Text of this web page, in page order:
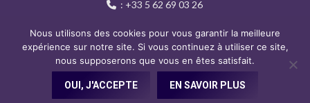
: +33 5 62 69 03 26
Copyright CAP WINE © 2019. Tous droits réservés.
L'abus d'alcool est dangereux pour la santé. À
consommer avec modération.
Nous utilisons des cookies pour vous garantir la meilleure
expérience sur notre site. Si vous continuez à utiliser ce site,
nous supposerons que vous en êtes satisfait.
OUI, J'ACCEPTE EN SAVOIR PLUS